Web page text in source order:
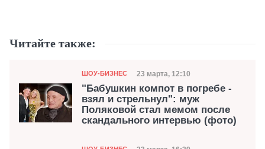
Читайте также:
Категория
ШОУ-БИЗНЕС Дата публикации
23 марта, 12:10
"Бабушкин компот в погребе -
взял и стрельнул": муж
Поляковой стал мемом после
скандального интервью (фото)